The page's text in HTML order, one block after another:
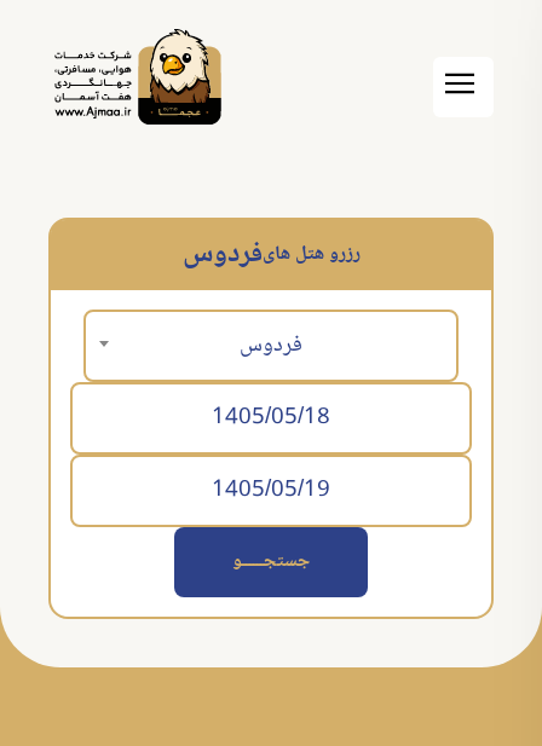
فردوسرزرو هتل های
فردوس
جستجــــــو